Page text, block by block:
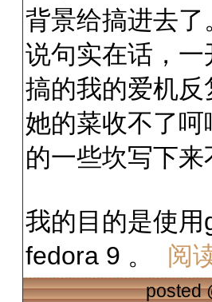
背景给搞进去了
说句实在话，
搞的我的爱机
她的菜收不了
的一些坎写下
我的目的是使
fedora 9 。 阅
posted